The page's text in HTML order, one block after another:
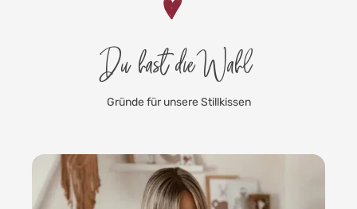
Du hast die Wahl
Gründe für unsere Stillkissen